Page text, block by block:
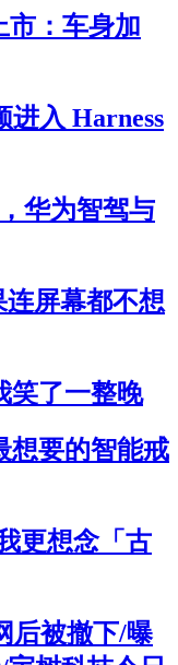
市：车身加
进入 Harness
华为智驾与
屏幕都不想
笑了一整晚
想要的智能戒
更想念「古
后被撤下/曝